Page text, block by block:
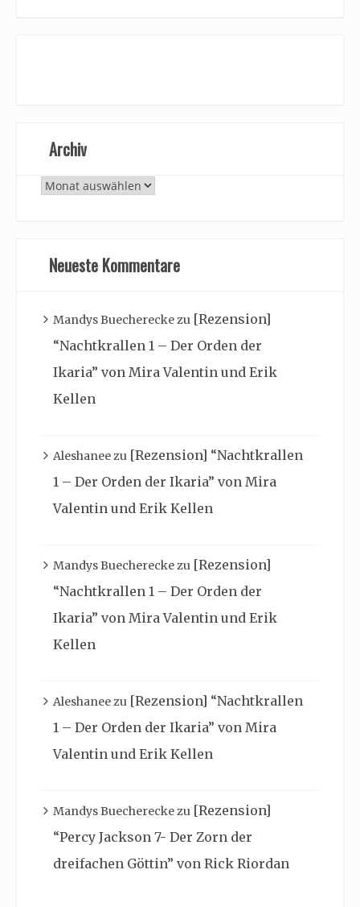
Archiv
Archiv
Neueste Kommentare
Mandys Buecherecke zu [Rezension]
“Nachtkrallen 1 – Der Orden der
Ikaria” von Mira Valentin und Erik
Kellen
Aleshanee zu [Rezension] “Nachtkrallen
1 – Der Orden der Ikaria” von Mira
Valentin und Erik Kellen
Mandys Buecherecke zu [Rezension]
“Nachtkrallen 1 – Der Orden der
Ikaria” von Mira Valentin und Erik
Kellen
Aleshanee zu [Rezension] “Nachtkrallen
1 – Der Orden der Ikaria” von Mira
Valentin und Erik Kellen
Mandys Buecherecke zu [Rezension]
“Percy Jackson 7- Der Zorn der
dreifachen Göttin” von Rick Riordan